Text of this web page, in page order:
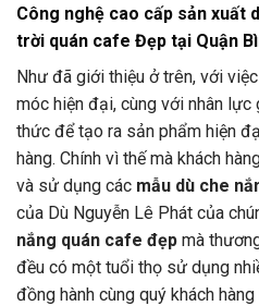
Công nghệ cao cấp sản xuất
trời quán cafe Đẹp tại Quận
Như đã giới thiệu ở trên, với
móc hiện đại, cùng với nhân lực
thức để tạo ra sản phẩm hiện
hàng. Chính vì thế mà khách
và sử dụng các mẫu dù che
của Dù Nguyễn Lê Phát của
nắng quán cafe đẹp mà
đều có một tuổi thọ sử dụng
đồng hành cùng quý khách